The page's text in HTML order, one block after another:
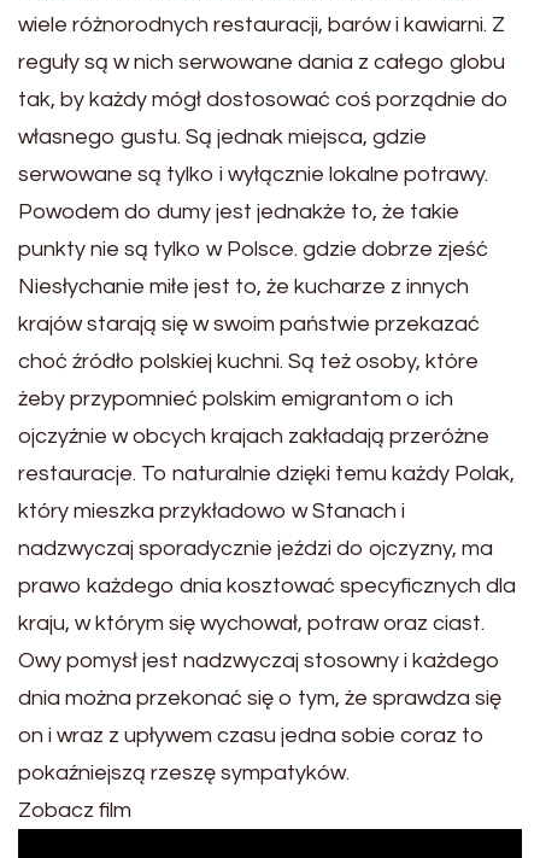
wiele różnorodnych restauracji, barów i kawiarni. Z
reguły są w nich serwowane dania z całego globu
tak, by każdy mógł dostosować coś porządnie do
własnego gustu. Są jednak miejsca, gdzie
serwowane są tylko i wyłącznie lokalne potrawy.
Powodem do dumy jest jednakże to, że takie
punkty nie są tylko w Polsce. gdzie dobrze zjeść
Niesłychanie miłe jest to, że kucharze z innych
krajów starają się w swoim państwie przekazać
choć źródło polskiej kuchni. Są też osoby, które
żeby przypomnieć polskim emigrantom o ich
ojczyźnie w obcych krajach zakładają przeróżne
restauracje. To naturalnie dzięki temu każdy Polak,
który mieszka przykładowo w Stanach i
nadzwyczaj sporadycznie jeździ do ojczyzny, ma
prawo każdego dnia kosztować specyficznych dla
kraju, w którym się wychował, potraw oraz ciast.
Owy pomysł jest nadzwyczaj stosowny i każdego
dnia można przekonać się o tym, że sprawdza się
on i wraz z upływem czasu jedna sobie coraz to
pokaźniejszą rzeszę sympatyków.
Zobacz film